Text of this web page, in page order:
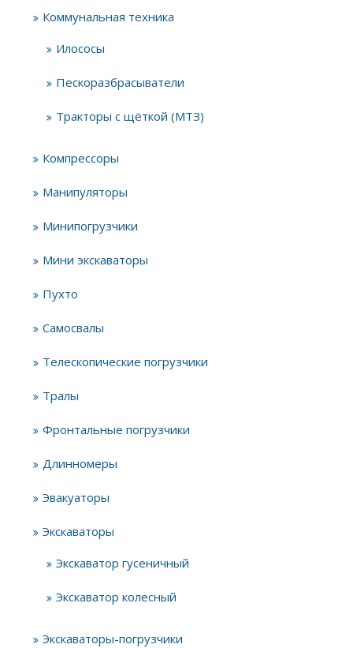
Коммунальная техника
Илососы
Пескоразбрасыватели
Тракторы с щёткой (МТЗ)
Компрессоры
Манипуляторы
Минипогрузчики
Мини экскаваторы
Пухто
Самосвалы
Телескопические погрузчики
Тралы
Фронтальные погрузчики
Длинномеры
Эвакуаторы
Экскаваторы
Экскаватор гусеничный
Экскаватор колесный
Экскаваторы-погрузчики